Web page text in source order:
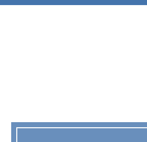
21 ~ 31
21 ~ 31
24